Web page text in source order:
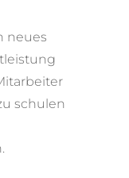
neues
schulen